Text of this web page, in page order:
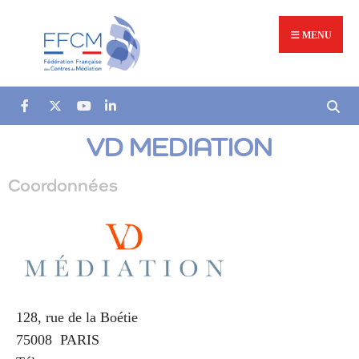
MENU
VD MEDIATION
Coordonnées
128, rue de la Boétie
75008 PARIS